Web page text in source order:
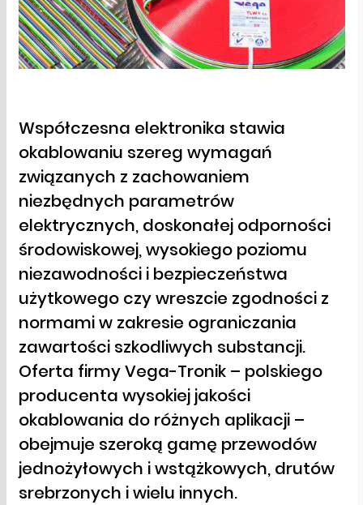
Współczesna elektronika stawia
okablowaniu szereg wymagań
związanych z zachowaniem
niezbędnych parametrów
elektrycznych, doskonałej odporności
środowiskowej, wysokiego poziomu
niezawodności i bezpieczeństwa
użytkowego czy wreszcie zgodności z
normami w zakresie ograniczania
zawartości szkodliwych substancji.
Oferta firmy Vega-Tronik – polskiego
producenta wysokiej jakości
okablowania do różnych aplikacji –
obejmuje szeroką gamę przewodów
jednożyłowych i wstążkowych, drutów
srebrzonych i wielu innych.